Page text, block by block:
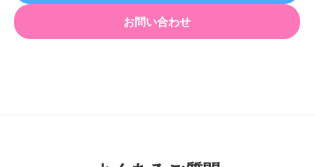
お問い合わせ